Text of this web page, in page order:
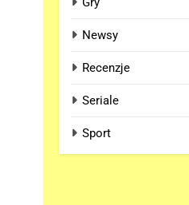
Newsy
Recenzje
Seriale
Sport